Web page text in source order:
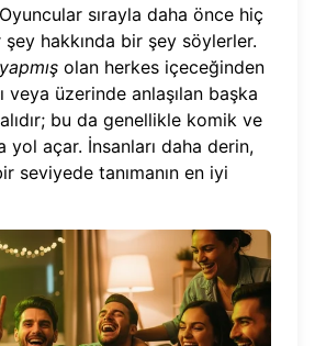
Oyuncular sırayla daha önce hiç
şey hakkında bir şey söylerler.
yapmış olan herkes içeceğinden
veya üzerinde anlaşılan başka
bu da genellikle komik ve
yol açar. İnsanları daha derin,
seviyede tanımanın en iyi